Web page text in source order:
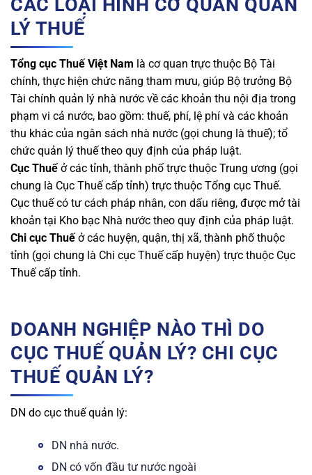
CÁC LOẠI HÌNH CƠ QUAN QUẢN
LÝ THUẾ
Tổng cục Thuế Việt Nam là cơ quan trực thuộc Bộ Tài
chính, thực hiện chức năng tham mưu, giúp Bộ trưởng Bộ
Tài chính quản lý nhà nước về các khoản thu nội địa trong
phạm vi cả nước, bao gồm: thuế, phí, lệ phí và các khoản
thu khác của ngân sách nhà nước (gọi chung là thuế); tổ
chức quản lý thuế theo quy định của pháp luật.
Cục Thuế ở các tỉnh, thành phố trực thuộc Trung ương (gọi
chung là Cục Thuế cấp tỉnh) trực thuộc Tổng cục Thuế.
Cục thuế có tư cách pháp nhân, con dấu riêng, được mở tài
khoản tại Kho bạc Nhà nước theo quy định của pháp luật.
Chi cục Thuế ở các huyện, quận, thị xã, thành phố thuộc
tỉnh (gọi chung là Chi cục Thuế cấp huyện) trực thuộc Cục
Thuế cấp tỉnh.
DOANH NGHIỆP NÀO THÌ DO
CỤC THUẾ QUẢN LÝ? CHI CỤC
THUẾ QUẢN LÝ?
DN do cục thuế quản lý:
DN nhà nước.
DN có vốn đầu tư nước ngoài